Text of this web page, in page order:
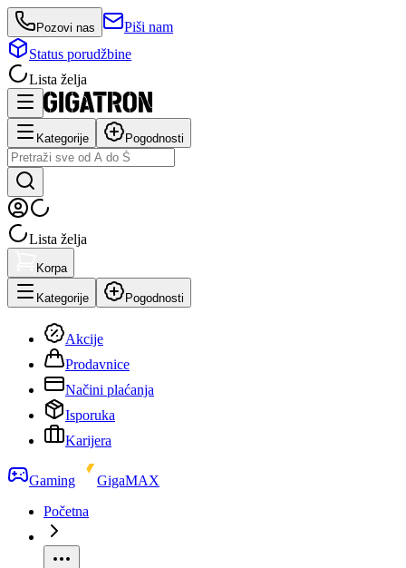
Pozovi nas
Piši nam
Status porudžbine
Lista želja
Kategorije Pogodnosti
Lista želja
Korpa
Kategorije Pogodnosti
Akcije
Prodavnice
Načini plaćanja
Isporuka
Karijera
Gaming
GigaMAX
Početna